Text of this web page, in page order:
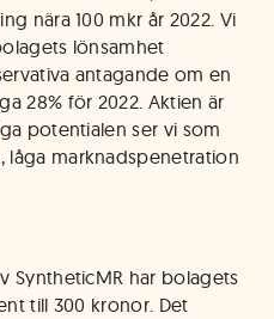
nära 100 mkr år 2022. Vi
lönsamhet
antagande om en
28% för 2022. Aktien är
potentialen ser vi som
marknadspenetration
SyntheticMR har bolagets
till 300 kronor. Det